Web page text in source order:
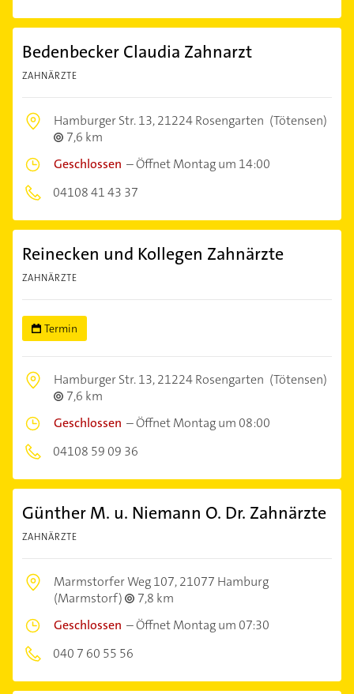
Bedenbecker Claudia Zahnarzt
ZAHNÄRZTE
Hamburger Str. 13,21224 Rosengarten (Tötensen)
7,6 km
Geschlossen –Öffnet Montag um 14:00
04108 41 43 37
Reinecken und Kollegen Zahnärzte
ZAHNÄRZTE
Termin
Hamburger Str. 13,21224 Rosengarten (Tötensen)
7,6 km
Geschlossen –Öffnet Montag um 08:00
04108 59 09 36
Günther M. u. Niemann O. Dr. Zahnärzte
ZAHNÄRZTE
Marmstorfer Weg 107,21077 Hamburg
(Marmstorf)
7,8 km
Geschlossen –Öffnet Montag um 07:30
040 7 60 55 56